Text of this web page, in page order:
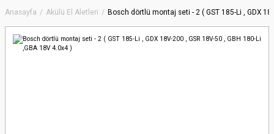
Anasayfa Akülü El Aletleri Bosch dörtlü montaj seti - 2 ( GST 185-Li , GDX